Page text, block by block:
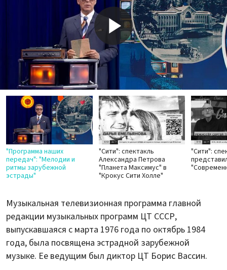
Play
Video
"Программа наших
передач": "Мелодии и
ритмы зарубежной
эстрады"
"Сити": спектакль
Александра Петрова
"Планета Максимус" в
"Крокус Сити Холле"
"Сити":
Музыкальная телевизионная программа главной
редакции музыкальных программ ЦТ СССР,
выпускавшаяся с марта 1976 года по октябрь 1984
года, была посвящена эстрадной зарубежной
музыке. Ее ведущим был диктор ЦТ Борис Вассин.